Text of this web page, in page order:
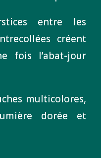
entre les
créent
fois l’abat-jour
multicolores,
dorée et